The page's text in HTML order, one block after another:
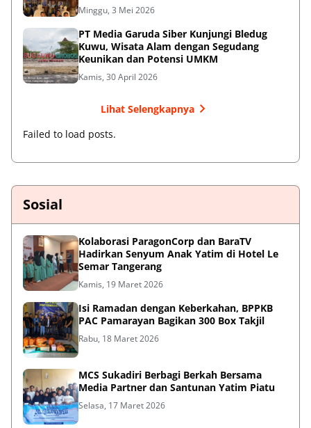
Minggu, 3 Mei 2026
PT Media Garuda Siber Kunjungi Bledug
Kuwu, Wisata Alam dengan Segudang
Keunikan dan Potensi UMKM
Kamis, 30 April 2026
Lihat Selengkapnya
Failed to load posts.
Sosial
Kolaborasi ParagonCorp dan BaraTV
Hadirkan Senyum Anak Yatim di Hotel Le
Semar Tangerang
Kamis, 19 Maret 2026
Isi Ramadan dengan Keberkahan, BPPKB
PAC Pamarayan Bagikan 300 Box Takjil
Rabu, 18 Maret 2026
MCS Sukadiri Berbagi Berkah Bersama
Media Partner dan Santunan Yatim Piatu
Selasa, 17 Maret 2026